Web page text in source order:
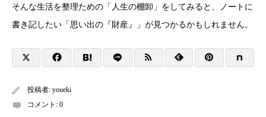
そんな生活を整理ための「人生の棚卸」をしてみると、ノートに
書き記したい「思い出の『財産』」が見つかるかもしれません。
投稿者: youeki
コメント: 0